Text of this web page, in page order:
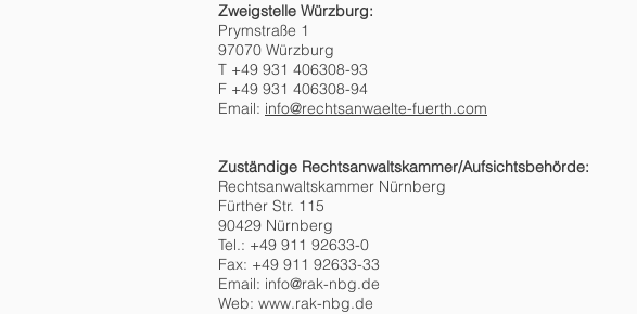
Zweigstelle Würzburg:
Prymstraße 1
97070 Würzburg
T +49 931 406308-93
F +49 931 406308-94
Email: info@rechtsanwaelte-fuerth.com
Zuständige Rechtsanwaltskammer/Aufsichtsbehörde:
Rechtsanwaltskammer Nürnberg
Fürther Str. 115
90429 Nürnberg
Tel.: +49 911 92633-0
Fax: +49 911 92633-33
Email: info@rak-nbg.de
Web: www.rak-nbg.de